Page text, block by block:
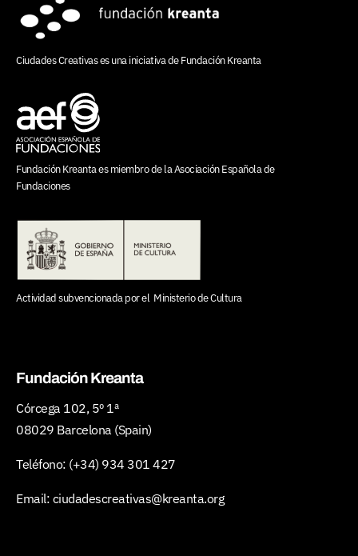
Ciudades Creativas es una iniciativa deFundación Kreanta
Fundación Kreanta es miembro de laAsociación Española de
Fundaciones
Actividad subvencionada por el Ministerio de Cultura
Fundación Kreanta
Córcega 102, 5º 1ª
08029 Barcelona (Spain)
Teléfono: (+34) 934 301 427
Email: ciudadescreativas@kreanta.org